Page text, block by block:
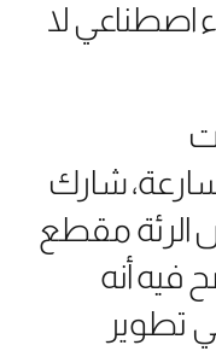
اصطناعي لا
شارك
مقطع
فيه أنه
عاماً في تطوير